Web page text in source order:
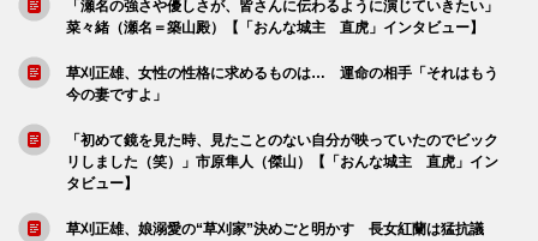
「瀬名の強さや優しさが、皆さんに伝わるように演じていきたい」
菜々緒（瀬名＝築山殿）【「おんな城主 直虎」インタビュー】
草刈正雄、女性の性格に求めるものは… 運命の相手「それはもう
今の妻ですよ」
「初めて鏡を見た時、見たことのない自分が映っていたのでビック
リしました（笑）」市原隼人（傑山）【「おんな城主 直虎」イン
タビュー】
草刈正雄、娘溺愛の“草刈家”決めごと明かす 長女紅蘭は猛抗議